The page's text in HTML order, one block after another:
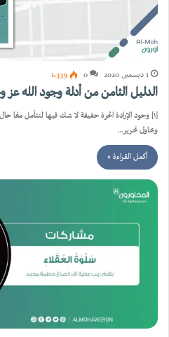
1 ديسمبر, 2020 0 1٬339
الدليل الثامن من أدلة وجود الله عز
[١] وجود الإرادة الحرة حقيقة لا شك فيها لنتأمل معًا
ويحاول تحرير…
أكمل القراءة »